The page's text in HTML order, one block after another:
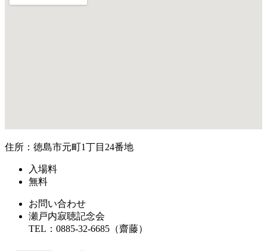
住所：徳島市元町1丁目24番地
入場料
無料
お問い合わせ
瀬戸内寂聴記念会
TEL：0885-32-6685（齋藤）